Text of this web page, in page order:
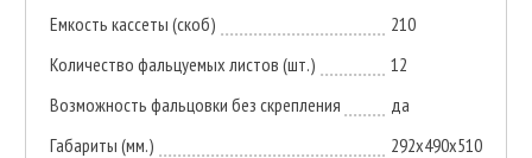
Емкость кассеты (скоб)
210
Количество фальцуемых листов (шт.)
12
Возможность фальцовки без скрепления
да
Габариты (мм.)
292x490x510